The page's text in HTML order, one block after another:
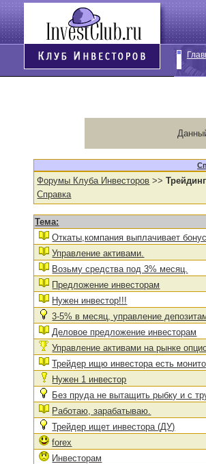
Форумы Клуба Инвесторов >>Трейдинг
Справка
Тема:
Откаты,компания выплачивает
Управление активами.
Возьму средства под 3% месяц.
Предложение инвесторам
Нужен инвестор!!!
3-5% в месяц, управление
Деловое предложение инвесторам
Управление активами на рынке
Трейдер ищю инвестора есть
Нужен 1 инвестор
Без пруда не вытащить рыбку и с
Работаю, зарабатываю.
Трейдер ищет инвестора (ДУ)
forex
Инвесторам